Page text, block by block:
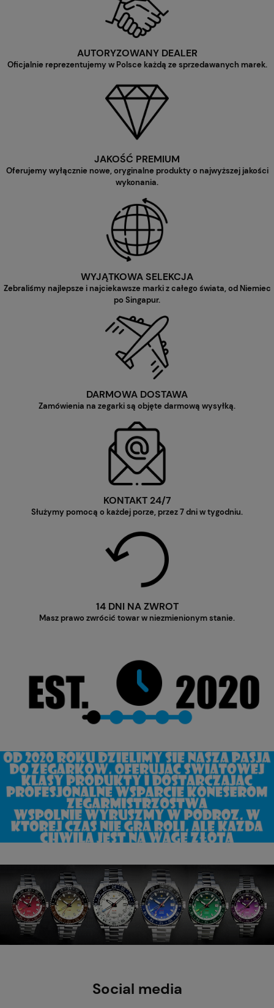
AUTORYZOWANY DEALER
Oficjalnie reprezentujemy w Polsce każdą ze sprzedawanych marek.
JAKOŚĆ PREMIUM
Oferujemy wyłącznie nowe, oryginalne produkty o najwyższej jakości
wykonania.
WYJĄTKOWA SELEKCJA
Zebraliśmy najlepsze i najciekawsze marki z całego świata, od Niemiec
po Singapur.
DARMOWA DOSTAWA
Zamówienia na zegarki są objęte darmową wysyłką.
KONTAKT 24/7
Służymy pomocą o każdej porze, przez 7 dni w tygodniu.
14 DNI NA ZWROT
Masz prawo zwrócić towar w niezmienionym stanie.
Social media